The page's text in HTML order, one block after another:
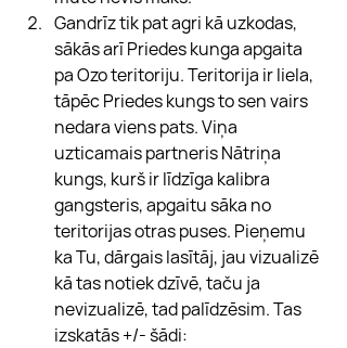
Gandrīz tik pat agri kā uzkodas,
sākās arī Priedes kunga apgaita
pa Ozo teritoriju. Teritorija ir liela,
tāpēc Priedes kungs to sen vairs
nedara viens pats. Viņa
uzticamais partneris Nātriņa
kungs, kurš ir līdzīga kalibra
gangsteris, apgaitu sāka no
teritorijas otras puses. Pieņemu
ka Tu, dārgais lasītāj, jau vizualizē
kā tas notiek dzīvē, taču ja
nevizualizē, tad palīdzēsim. Tas
izskatās +/- šādi: